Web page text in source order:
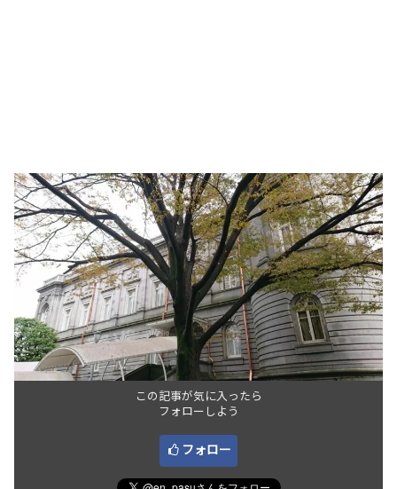
この記事が気に入ったら
フォローしよう
フォロー